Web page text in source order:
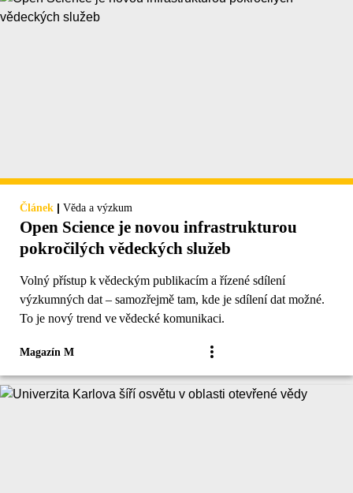
Článek | Věda a výzkum
Open Science je novou infrastrukturou
pokročilých vědeckých služeb
Volný přístup k vědeckým publikacím a řízené sdílení
výzkumných dat – samozřejmě tam, kde je sdílení dat možné.
To je nový trend ve vědecké komunikaci.
Magazín M